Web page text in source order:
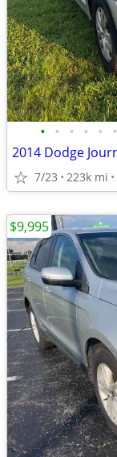
• • • • • •
7/23 223k mi
$9,995